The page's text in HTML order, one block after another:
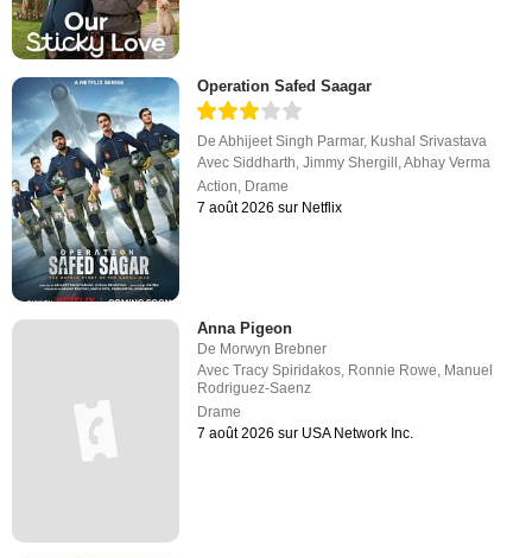
Operation Safed Saagar
DeAbhijeet Singh Parmar, Kushal Srivastava
AvecSiddharth,Jimmy Shergill ,Abhay Verma
Action, Drame
7 août 2026 sur Netflix
Anna Pigeon
De Morwyn Brebner
AvecTracy Spiridakos Ronnie Rowe Manuel
Rodriguez-Saenz
Drame
7 août 2026 sur USA Network Inc.